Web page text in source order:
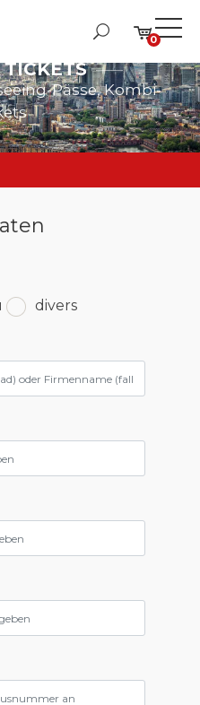
0
Pässe, Kombi-
divers